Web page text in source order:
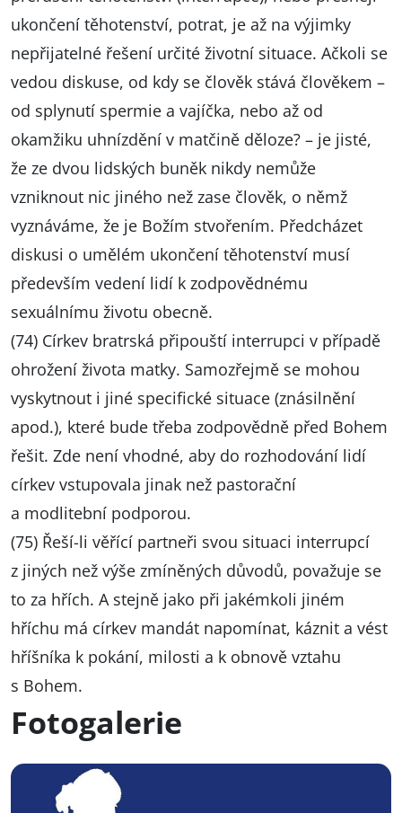
ukončení těhotenství, potrat, je až na výjimky
nepřijatelné řešení určité životní situace. Ačkoli se
vedou diskuse, od kdy se člověk stává člověkem –
od splynutí spermie a vajíčka, nebo až od
okamžiku uhnízdění v matčině děloze? – je jisté,
že ze dvou lidských buněk nikdy nemůže
vzniknout nic jiného než zase člověk, o němž
vyznáváme, že je Božím stvořením. Předcházet
diskusi o umělém ukončení těhotenství musí
především vedení lidí k zodpovědnému
sexuálnímu životu obecně.
(74) Církev bratrská připouští interrupci v případě
ohrožení života matky. Samozřejmě se mohou
vyskytnout i jiné specifické situace (znásilnění
apod.), které bude třeba zodpovědně před Bohem
řešit. Zde není vhodné, aby do rozhodování lidí
církev vstupovala jinak než pastorační
a modlitební podporou.
(75) Řeší-li věřící partneři svou situaci interrupcí
z jiných než výše zmíněných důvodů, považuje se
to za hřích. A stejně jako při jakémkoli jiném
hříchu má církev mandát napomínat, káznit a vést
hříšníka k pokání, milosti a k obnově vztahu
s Bohem.
Fotogalerie